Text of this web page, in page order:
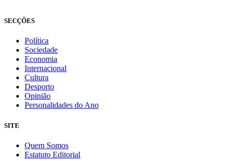
SECÇÕES
Política
Sociedade
Economia
Internacional
Cultura
Desporto
Opinião
Personalidades do Ano
SITE
Quem Somos
Estatuto Editorial